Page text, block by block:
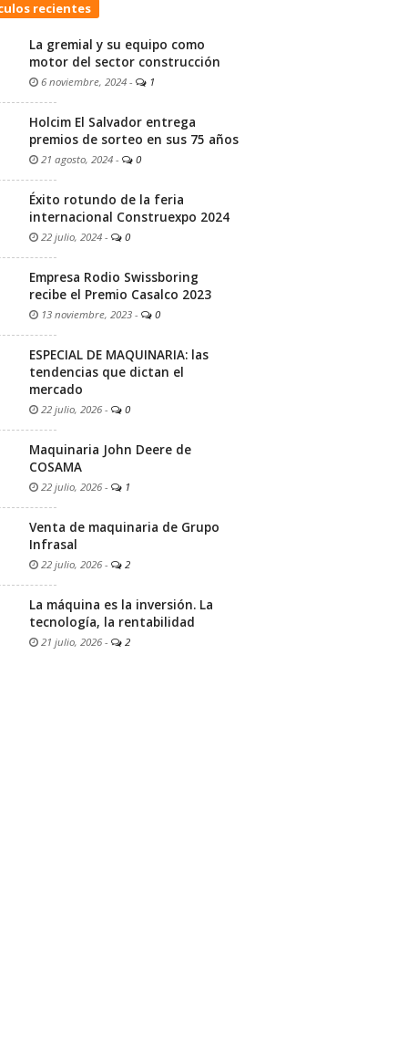
recientes
La gremial y su equipo como
motor del sector construcción
6 noviembre, 2024 - 1
Holcim El Salvador entrega
premios de sorteo en sus 75 años
21 agosto, 2024 - 0
Éxito rotundo de la feria
internacional Construexpo 2024
22 julio, 2024 - 0
Empresa Rodio Swissboring
recibe el Premio Casalco 2023
13 noviembre, 2023 - 0
ESPECIAL DE MAQUINARIA: las
tendencias que dictan el
mercado
22 julio, 2026 - 0
Maquinaria John Deere de
COSAMA
22 julio, 2026 - 1
Venta de maquinaria de Grupo
Infrasal
22 julio, 2026 - 2
La máquina es la inversión. La
tecnología, la rentabilidad
21 julio, 2026 - 2